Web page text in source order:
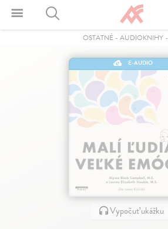
OSTATNÉ- AUDIOKNIHY-
E-AUDIO
Vypočuť ukážku